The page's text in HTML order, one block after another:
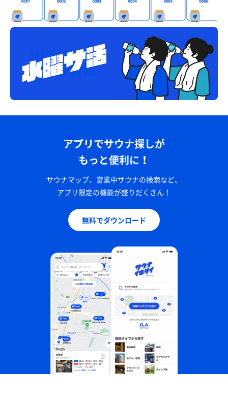
アプリでサウナ探しが
もっと便利に！
サウナマップ、営業中サウナの検索など、
アプリ限定の機能が盛りだくさん！
無料でダウンロード